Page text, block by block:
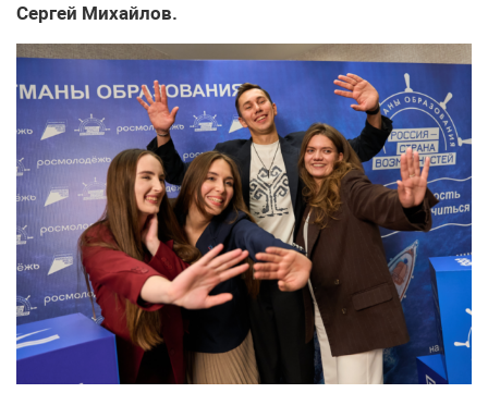
Сергей Михайлов.